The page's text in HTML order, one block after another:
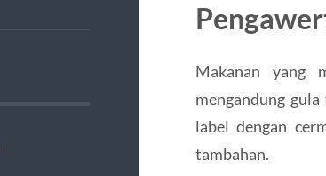
Makanan yang
mengandung
label dengan
tambahan.